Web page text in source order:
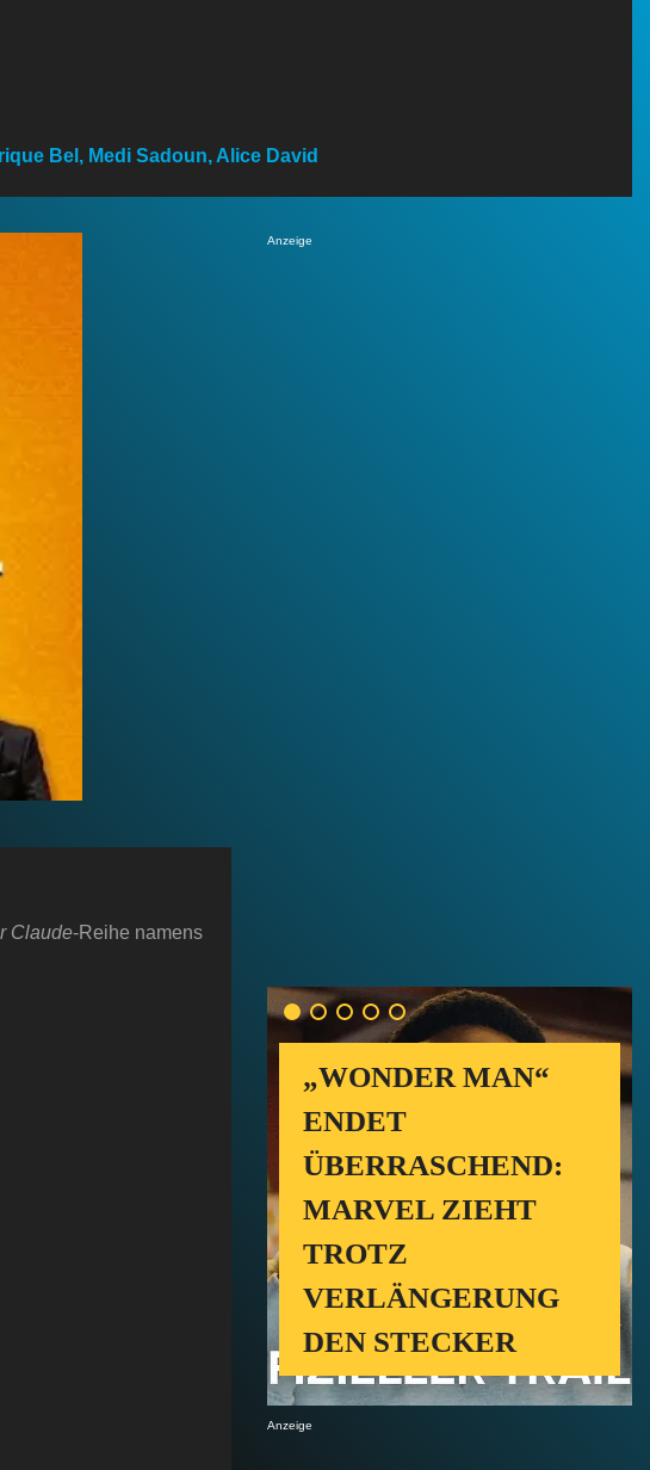
Bel, Medi Sadoun, Alice David
Claude-Reihe namens
Anzeige
„WONDER MAN“
ENDET
ÜBERRASCHEND:
MARVEL ZIEHT
TROTZ
VERLÄNGERUNG
DEN STECKER
Anzeige